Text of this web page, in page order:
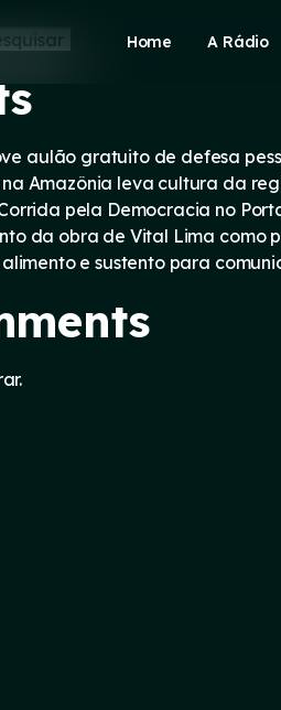
Home A Rádio
aulão gratuito de defesa
Amazônia leva cultura da
pela Democracia no
da obra de Vital Lima como
e sustento para